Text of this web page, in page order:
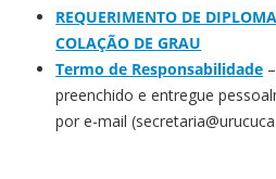
REQUERIMENTO DE
COLAÇÃO DE GRAU
Termo de Responsabilidade
preenchido e entregue
por e-mail